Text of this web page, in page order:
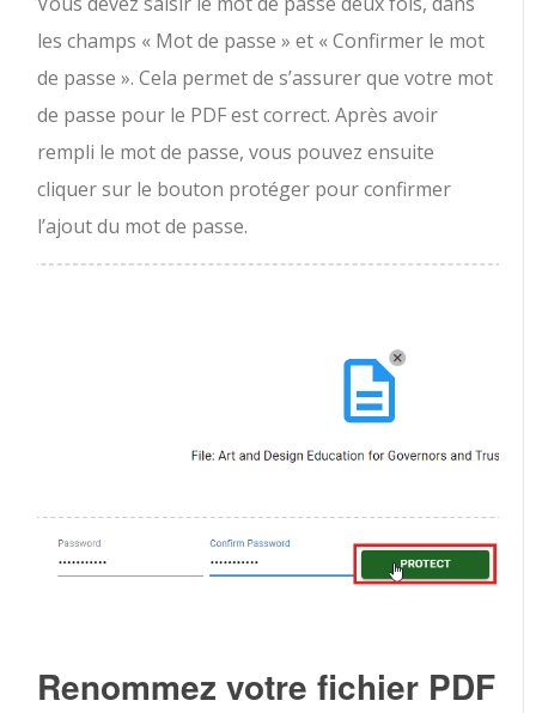
les champs « Mot de passe » et « Confirmer le mot
de passe ». Cela permet de s’assurer que votre mot
de passe pour le PDF est correct. Après avoir
rempli le mot de passe, vous pouvez ensuite
cliquer sur le bouton protéger pour confirmer
l’ajout du mot de passe.
Renommez votre fichier PDF